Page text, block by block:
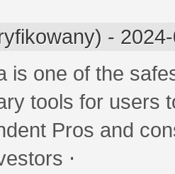
-
is one of the
tools for users
Pros and
⋅